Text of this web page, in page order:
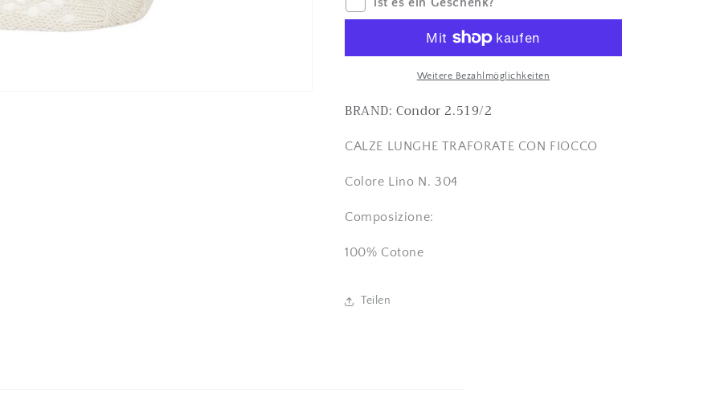
-
-
verringern
-
colore
LINO
-
Condor
erhöhen
Weitere Bezahlmöglichkeiten
BRAND: Condor 2.519/2
CALZE LUNGHE TRAFORATE CON FIOCCO
Colore Lino N. 304
Composizione:
100% Cotone
Teilen